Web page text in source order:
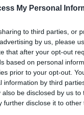
My Personal
to third parties, or
by us, please
that after your opt-out
based on personal
prior to your opt-out.
by third
be disclosed by us
further disclose it to other